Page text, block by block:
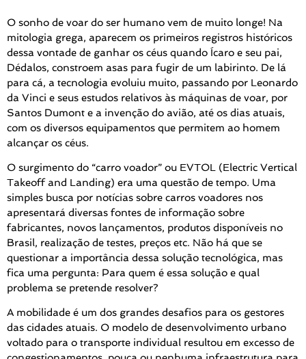
O sonho de voar do ser humano vem de muito longe! Na
mitologia grega, aparecem os primeiros registros históricos
dessa vontade de ganhar os céus quando Ícaro e seu pai,
Dédalos, constroem asas para fugir de um labirinto. De lá
para cá, a tecnologia evoluiu muito, passando por Leonardo
da Vinci e seus estudos relativos às máquinas de voar, por
Santos Dumont e a invenção do avião, até os dias atuais,
com os diversos equipamentos que permitem ao homem
alcançar os céus.
O surgimento do “carro voador” ou EVTOL (Electric Vertical
Takeoff and Landing) era uma questão de tempo. Uma
simples busca por notícias sobre carros voadores nos
apresentará diversas fontes de informação sobre
fabricantes, novos lançamentos, produtos disponíveis no
Brasil, realização de testes, preços etc. Não há que se
questionar a importância dessa solução tecnológica, mas
fica uma pergunta: Para quem é essa solução e qual
problema se pretende resolver?
A mobilidade é um dos grandes desafios para os gestores
das cidades atuais. O modelo de desenvolvimento urbano
voltado para o transporte individual resultou em excesso de